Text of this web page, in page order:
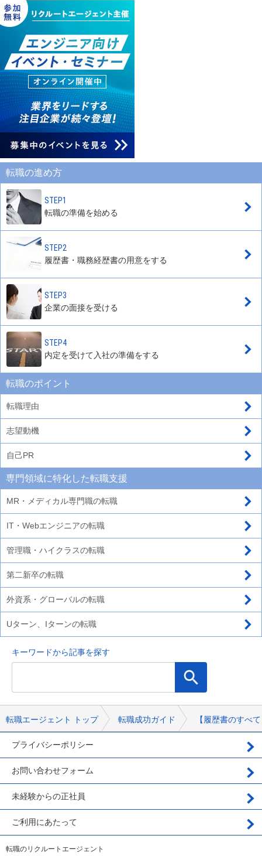
転職の進め方
STEP1
転職の準備を始める
STEP2
履歴書・職務経歴書の用意をする
STEP3
企業の面接を受ける
STEP4
内定を受けて入社の準備をする
転職のポイント
転職理由
志望動機
自己PR
専門領域に特化した転職支援
MR・メディカル専門職の転職
IT・Webエンジニアの転職
管理職・ハイクラスの転職
第二新卒の転職
外資系・グローバルの転職
Uターン、Iターンの転職
キーワードから記事を探す
転職エージェント トップ 転職成功ガイド 【履歴書のすべ
プライバシーポリシー
お問い合わせフォーム
未経験からの正社員
ご利用にあたって
転職のリクルートエージェント